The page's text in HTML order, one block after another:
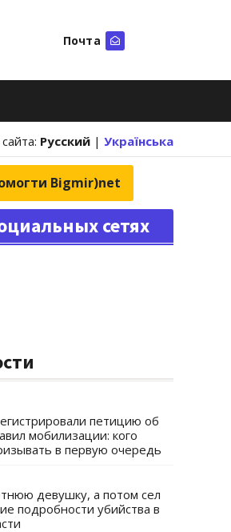
Почта
Русский | Українська
Bigmir)net
сетях
петицию об
мобилизации: кого
в первую очередь
девушку, а потом сел
подробности убийства в